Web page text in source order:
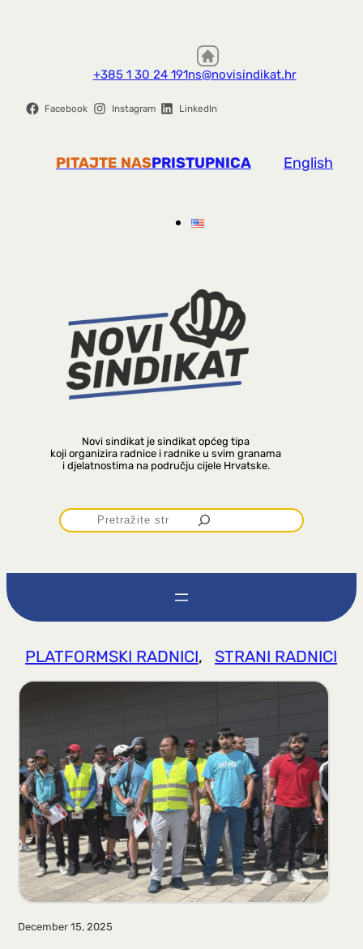
+385 1 30 24 191ns@novisindikat.hr
Facebook Instagram LinkedIn
PITAJTE NASPRISTUPNICA English
Novi sindikat je sindikat općeg tipa
koji organizira radnice i radnike u svim granama
i djelatnostima na području cijele Hrvatske.
P
r
t
r
g
a
PLATFORMSKI RADNICI, STRANI RADNICI
December 15, 2025